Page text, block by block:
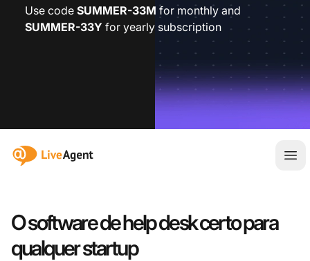
Use code SUMMER-33M for monthly and
SUMMER-33Y for yearly subscription
:site.title
O software de help desk certo para
qualquer startup